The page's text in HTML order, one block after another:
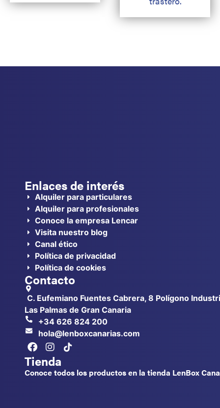
Enlaces de interés
Alquiler para particulares
Alquiler para profesionales
Conoce la empresa Lencar
Visita nuestro blog
Canal ético
Política de privacidad
Política de cookies
Contacto
C. Eufemiano Fuentes Cabrera, 8 Polígono
Las Palmas de Gran Canaria
+34 626 824 200
hola@lenboxcanarias.com
Tienda
Conoce todos los productos en la tienda LenBox